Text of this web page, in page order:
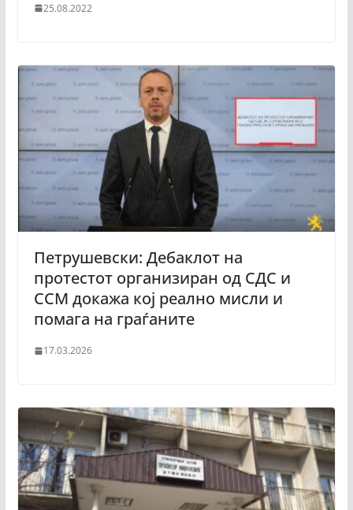
25.08.2022
Петрушевски: Дебаклот на
протестот организиран од СДС и
ССМ докажа кој реално мисли и
помага на граѓаните
17.03.2026